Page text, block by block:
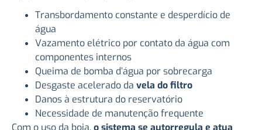
Transbordamento constante e desperdício de
água
Vazamento elétrico por contato da água com
componentes internos
Queima de bomba d’água por sobrecarga
Desgaste acelerado da vela do filtro
Danos à estrutura do reservatório
Necessidade de manutenção frequente
Com o uso da boia,o sistema se autorregula e atua